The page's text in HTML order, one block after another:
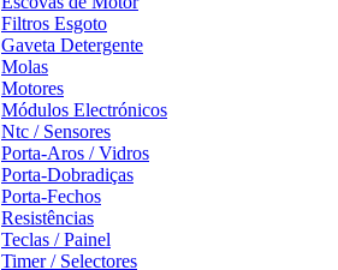
Filtros Esgoto
Gaveta Detergente
Molas
Motores
Módulos Electrónicos
Ntc / Sensores
Porta-Aros / Vidros
Porta-Dobradiças
Porta-Fechos
Resistências
Teclas / Painel
Timer / Selectores